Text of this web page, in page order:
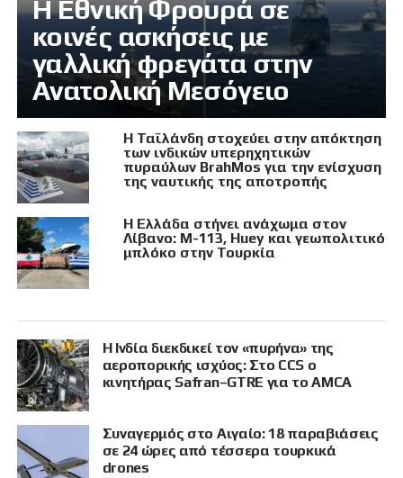
Η Εθνική Φρουρά σε
κοινές ασκήσεις με
γαλλική φρεγάτα στην
Ανατολική Μεσόγειο
Η Ταϊλάνδη στοχεύει στην απόκτηση
των ινδικών υπερηχητικών
πυραύλων BrahMos για την ενίσχυση
της ναυτικής της αποτροπής
Η Ελλάδα στήνει ανάχωμα στον
Λίβανο: M-113, Huey και γεωπολιτικό
μπλόκο στην Τουρκία
Η Ινδία διεκδικεί τον «πυρήνα» της
αεροπορικής ισχύος: Στο CCS ο
κινητήρας Safran–GTRE για το AMCA
Συναγερμός στο Αιγαίο: 18 παραβιάσεις
σε 24 ώρες από τέσσερα τουρκικά
drones